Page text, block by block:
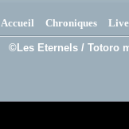
Accueil Chroniques
©Les Eternels / Totoro